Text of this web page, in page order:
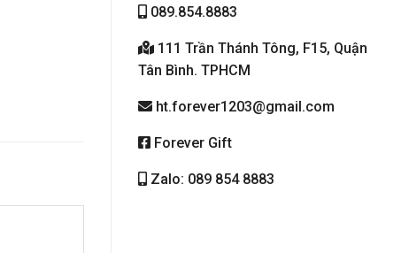
089.854.8883
111 Trần Thánh Tông, F15, Quận
Tân Bình. TPHCM
ht.forever1203@gmail.com
Forever Gift
Zalo: 089 854 8883